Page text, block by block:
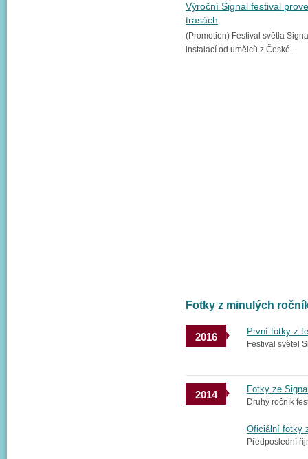
Výroční Signal festival
trasách
(Promotion) Festival světla
instalací od umělců z České...
Fotky z minulých
2016 První fotky z
Festival světel
2014 Fotky ze
Druhý ročník
Oficiální fotky
Předposlední